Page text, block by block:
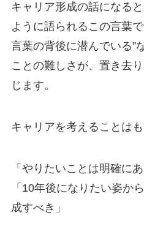
キャリア形成の話になる
ように語られるこの言葉で
言葉の背後に潜んでいる”
ことの難しさが、置き去
じます。
キャリアを考えることは
「やりたいことは明確に
「10年後になりたい姿か
成すべき」